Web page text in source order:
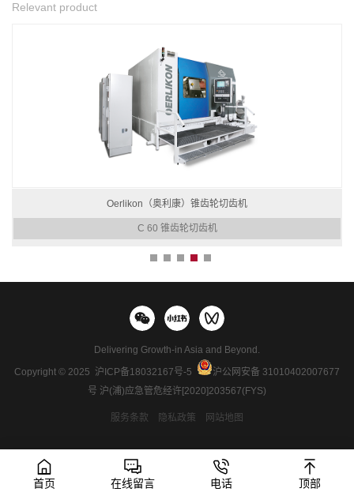
Relevant product
Oerlikon（奥利康）锥齿轮切齿机
C 60 锥齿轮切齿机
Delivering Growth-in Asia and Beyond.
Copyright © 2025 沪ICP备18032167号-5
沪公网安备 31010402007677
号 沪(浦)应急管危经许[2020]203567(FYS)
服务条款 隐私政策 网站地图
首页 在线留言 电话 顶部